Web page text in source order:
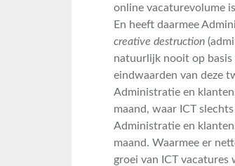
online vacaturevolume
En heeft daarmee
creative destruction
natuurlijk nooit op basis
eindwaarden van deze
Administratie en
maand, waar ICT
Administratie en
maand. Waarmee er
groei van ICT